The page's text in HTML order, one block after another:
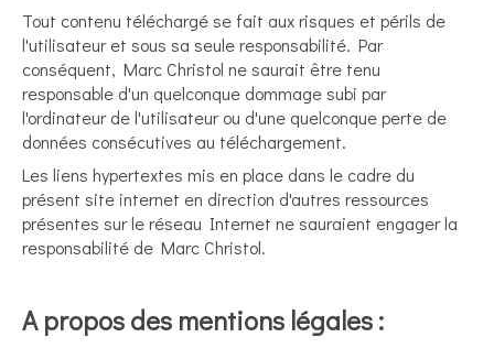
Tout contenu téléchargé se fait aux risques et périls de
l'utilisateur et sous sa seule responsabilité. Par
conséquent, Marc Christol ne saurait être tenu
responsable d'un quelconque dommage subi par
l'ordinateur de l'utilisateur ou d'une quelconque perte de
données consécutives au téléchargement.
Les liens hypertextes mis en place dans le cadre du
présent site internet en direction d'autres ressources
présentes sur le réseau Internet ne sauraient engager la
responsabilité de Marc Christol.
A propos des mentions légales :